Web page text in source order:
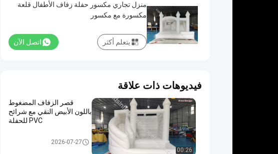
منزل تجاري مكسور حفلة زفاف الأطفال قلعة
مكسورة مع مكسور
اتصل الآن يتعلم أكثر
فيديوهات ذات علاقة
00:26
قصر الزفاف المضغوط
باللون الأبيض النقي مع شرائح
PVC للحفلة
2026-07-27